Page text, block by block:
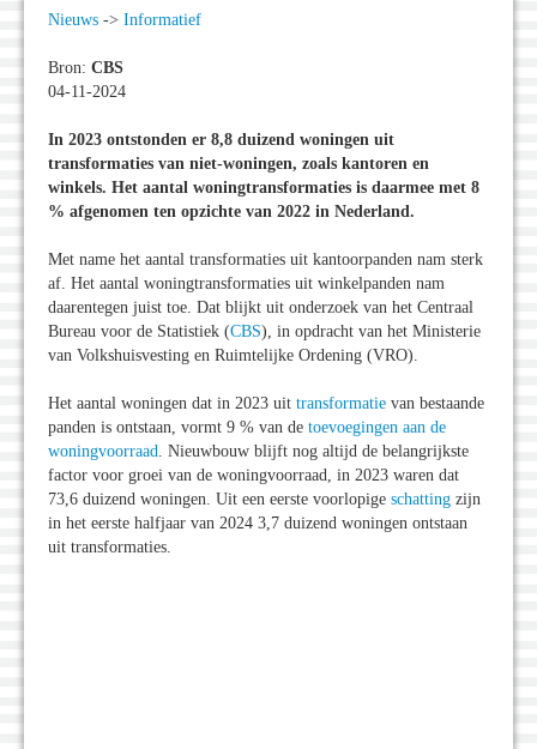
Nieuws -> Informatief
Bron: CBS
04-11-2024
In 2023 ontstonden er 8,8 duizend woningen uit
transformaties van niet-woningen, zoals kantoren en
winkels. Het aantal woningtransformaties is daarmee met 8
% afgenomen ten opzichte van 2022 in Nederland.
Met name het aantal transformaties uit kantoorpanden nam sterk
af. Het aantal woningtransformaties uit winkelpanden nam
daarentegen juist toe. Dat blijkt uit onderzoek van het Centraal
Bureau voor de Statistiek (CBS), in opdracht van het Ministerie
van Volkshuisvesting en Ruimtelijke Ordening (VRO).
Het aantal woningen dat in 2023 uit transformatie van bestaande
panden is ontstaan, vormt 9 % van de toevoegingen aan de
woningvoorraad. Nieuwbouw blijft nog altijd de belangrijkste
factor voor groei van de woningvoorraad, in 2023 waren dat
73,6 duizend woningen. Uit een eerste voorlopige schatting zijn
in het eerste halfjaar van 2024 3,7 duizend woningen ontstaan
uit transformaties.